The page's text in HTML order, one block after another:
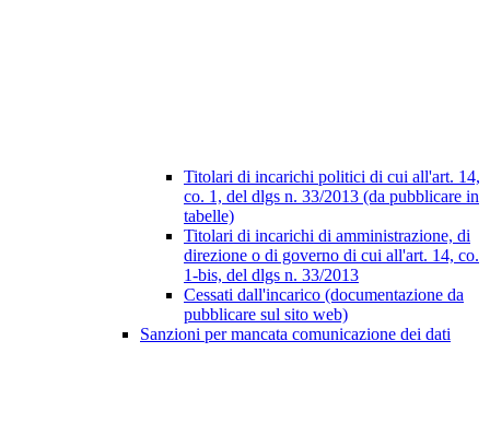
Titolari di incarichi politici di cui all'art. 14,
co. 1, del dlgs n. 33/2013 (da pubblicare in
tabelle)
Titolari di incarichi di amministrazione, di
direzione o di governo di cui all'art. 14, co.
1-bis, del dlgs n. 33/2013
Cessati dall'incarico (documentazione da
pubblicare sul sito web)
Sanzioni per mancata comunicazione dei dati